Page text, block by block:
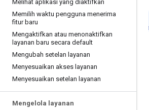
Melihat aplikasi yang diaktifkan
Memilih waktu pengguna menerima
fitur baru
Mengaktifkan atau menonaktifkan
layanan baru secara default
Mengubah setelan layanan
Menyesuaikan akses layanan
Menyesuaikan setelan layanan
Mengelola layanan